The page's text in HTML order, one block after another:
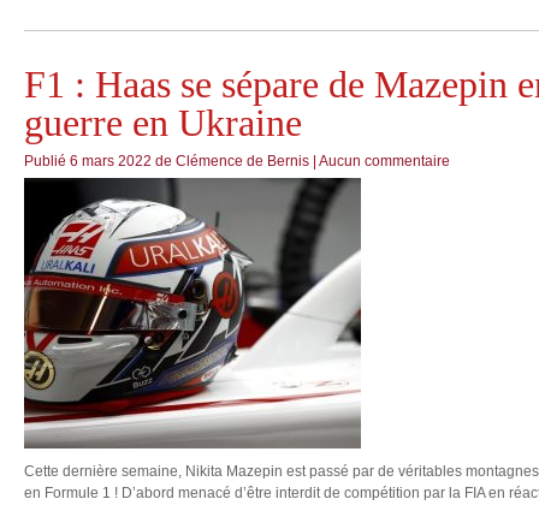
F1 : Haas se sépare de Mazepin
guerre en Ukraine
Publié 6 mars 2022 de Clémence de Bernis Aucun commentaire
Cette dernière semaine, Nikita Mazepin est passé par de véritables
en Formule 1 ! D’abord menacé d’être interdit de compétition par la FIA en